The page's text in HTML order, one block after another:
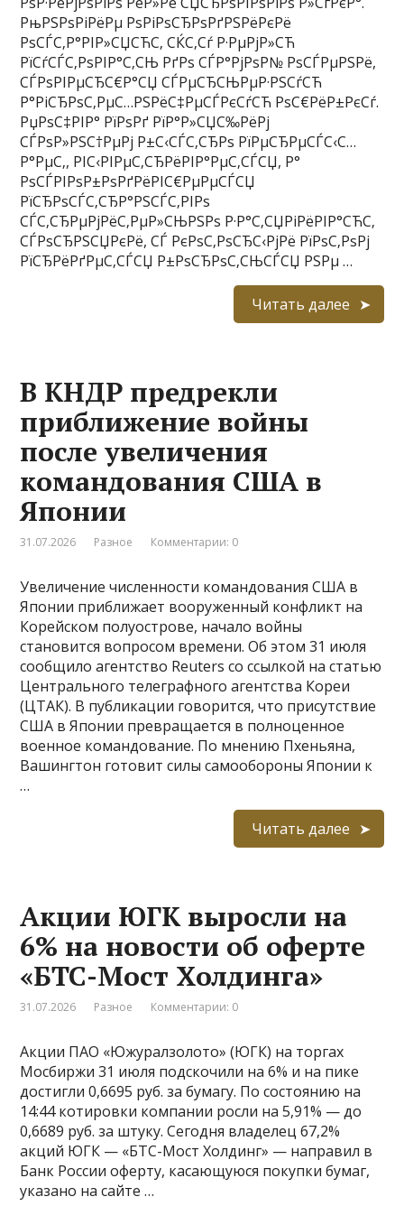
РњРЅРѕРіРёРµ РѕРіРѕСЂРѕРґРЅРёРєРё
РѕСЃС‚Р°РІР»СЏСЋС‚ СЌС‚Сѓ Р·РµРјР»СЋ
РїСѓСЃС‚РѕРІР°С‚СЊ РґРѕ СЃР°РјРѕР№ РѕСЃРµРЅРё,
СЃРѕРІРµСЂС€Р°СЏ СЃРµСЂСЊРµР·РЅСѓСЋ
Р°РіСЂРѕС‚РµС…РЅРёС‡РµСЃРєСѓСЋ РѕС€РёР±РєСѓ.
РџРѕС‡РІР° РїРѕРґ РїР°Р»СЏС‰РёРј
СЃРѕР»РЅС†РµРј Р±С‹СЃС‚СЂРѕ РїРµСЂРµСЃС‹С…
Р°РµС‚, РІС‹РІРµС‚СЂРёРІР°РµС‚СЃСЏ, Р°
РѕСЃРІРѕР±РѕРґРёРІС€РµРµСЃСЏ
РїСЂРѕСЃС‚СЂР°РЅСЃС‚РІРѕ
СЃС‚СЂРµРјРёС‚РµР»СЊРЅРѕ Р·Р°С‚СЏРіРёРІР°СЋС‚
СЃРѕСЂРЅСЏРєРё, СЃ РєРѕС‚РѕСЂС‹РјРё РїРѕС‚РѕРј
РїСЂРёРґРµС‚СЃСЏ Р±РѕСЂРѕС‚СЊСЃСЏ РЅРµ …
Читать далее
В КНДР предрекли
приближение войны
после увеличения
командования США в
Японии
31.07.2026 Разное Комментарии: 0
Увеличение численности командования США в
Японии приближает вооруженный конфликт на
Корейском полуострове, начало войны
становится вопросом времени. Об этом 31 июля
сообщило агентство Reuters со ссылкой на статью
Центрального телеграфного агентства Кореи
(ЦТАК). В публикации говорится, что присутствие
США в Японии превращается в полноценное
военное командование. По мнению Пхеньяна,
Вашингтон готовит силы самообороны Японии к
…
Читать далее
Акции ЮГК выросли на
6% на новости об оферте
«БТС-Мост Холдинга»
31.07.2026 Разное Комментарии: 0
Акции ПАО «Южуралзолото» (ЮГК) на торгах
Мосбиржи 31 июля подскочили на 6% и на пике
достигли 0,6695 руб. за бумагу. По состоянию на
14:44 котировки компании росли на 5,91% — до
0,6689 руб. за штуку. Сегодня владелец 67,2%
акций ЮГК — «БТС-Мост Холдинг» — направил в
Банк России оферту, касающуюся покупки бумаг,
указано на сайте …